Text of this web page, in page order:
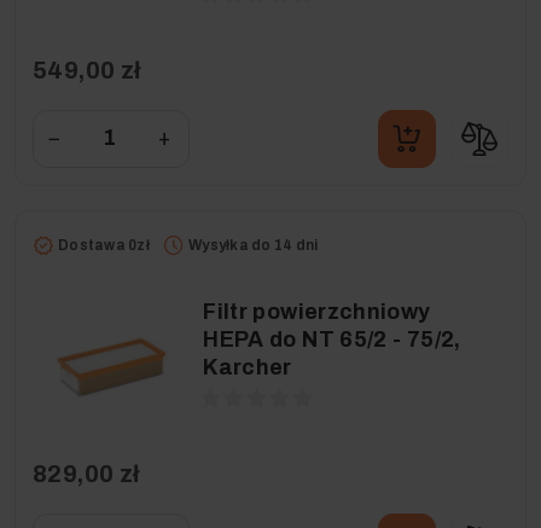
549,00 zł
− +
Dostawa 0zł Wysyłka do 14 dni
Filtr powierzchniowy
HEPA do NT 65/2 - 75/2,
Karcher
829,00 zł